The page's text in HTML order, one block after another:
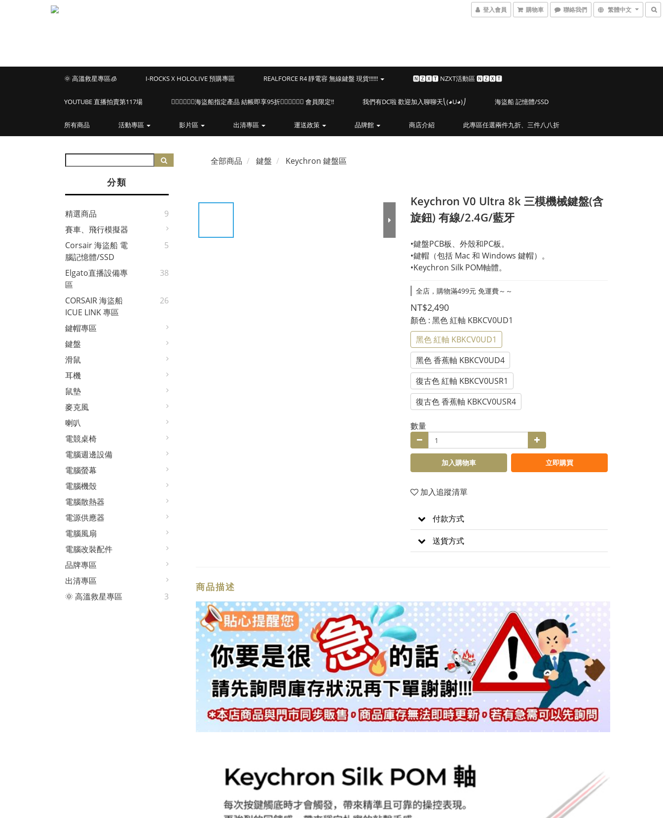
登入會員 購物車 聯絡我們 繁體中文
🌞 高溫救星專區🧊 I-ROCKS X HOLOLIVE 預購專區 REALFORCE R4 靜電容 無線鍵盤 現貨!!!!!! 🅽🆉🆇🆃 NZXT活動區 🅽🆉🆇🆃
YOUTUBE 直播拍賣第117場 🏴‍☠️🏴‍☠️🏴‍☠️海盜船指定產品 結帳即享95折🏴‍☠️🏴‍☠️🏴‍☠️ 會員限定!! 我們有DC啦 歡迎加入聊聊天⎝(◕U◕)⎠ 海盜船 記憶體/SSD
所有商品 活動專區 影片區 出清專區 運送政策 品牌館 商店介紹 此專區任選兩件九折、三件八八折
分類
精選商品
9
賽車、飛行模擬器
Corsair 海盜船 電
腦記憶體/SSD
5
Elgato直播設備專
區
38
CORSAIR 海盜船
ICUE LINK 專區
26
鍵帽專區
鍵盤
滑鼠
耳機
鼠墊
麥克風
喇叭
電競桌椅
電腦週邊設備
電腦螢幕
電腦機殼
電腦散熱器
電源供應器
電腦風扇
電腦改裝配件
品牌專區
出清專區
🌞 高溫救星專區
3
全部商品 鍵盤 Keychron 鍵盤區
Keychron V0 Ultra 8k 三模機械鍵盤(含
旋鈕) 有線/2.4G/藍牙
•鍵盤PCB板、外殼和PC板。
•鍵帽（包括 Mac 和 Windows 鍵帽）。
•Keychron Silk POM軸體。
全店，購物滿499元 免運費～～
NT$2,490
顏色 : 黑色 紅軸 KBKCV0UD1
黑色 紅軸 KBKCV0UD1
黑色 香蕉軸 KBKCV0UD4
復古色 紅軸 KBKCV0USR1
復古色 香蕉軸 KBKCV0USR4
數量
加入購物車 立即購買
加入追蹤清單
付款方式
送貨方式
商品描述